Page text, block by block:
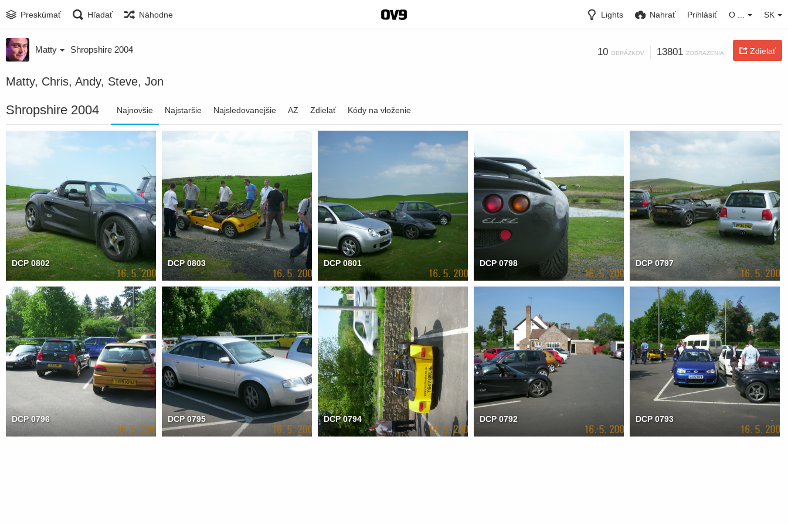
Preskúmať Hľadať Náhodne Lights Nahrať Prihlásiť O ... SK
Matty Shropshire 2004 10 OBRÁZKOV 13801 ZOBRAZENIA Zdielať
Matty, Chris, Andy, Steve, Jon
Shropshire 2004 Najnovšie Najstaršie Najsledovanejšie AZ Zdielať Kódy na vloženie
DCP 0802 DCP 0803 DCP 0801 DCP 0798 DCP 0797
DCP 0796 DCP 0795 DCP 0794 DCP 0792 DCP 0793